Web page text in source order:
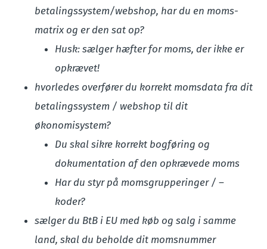
betalingssystem/webshop, har du en moms-
matrix og er den sat op?
Husk: sælger hæfter for moms, der ikke er
opkrævet!
hvorledes overfører du korrekt momsdata fra dit
betalingssystem / webshop til dit
økonomisystem?
Du skal sikre korrekt bogføring og
dokumentation af den opkrævede moms
Har du styr på momsgrupperinger / –
koder?
sælger du BtB i EU med køb og salg i samme
land, skal du beholde dit momsnummer